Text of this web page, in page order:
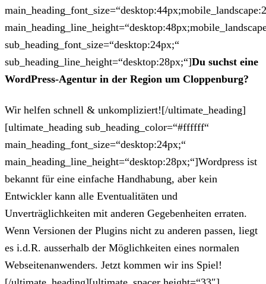
sub_heading_font_size=“desktop:24px;“
sub_heading_line_height=“desktop:28px;“]Du suchst eine
WordPress-Agentur in der Region um Cloppenburg?
Wir helfen schnell & unkompliziert![/ultimate_heading]
[ultimate_heading sub_heading_color=“#ffffff“
main_heading_font_size=“desktop:24px;“
main_heading_line_height=“desktop:28px;“]Wordpress ist
bekannt für eine einfache Handhabung, aber kein
Entwickler kann alle Eventualitäten und
Unverträglichkeiten mit anderen Gegebenheiten erraten.
Wenn Versionen der Plugins nicht zu anderen passen, liegt
es i.d.R. ausserhalb der Möglichkeiten eines normalen
Webseitenanwenders. Jetzt kommen wir ins Spiel!